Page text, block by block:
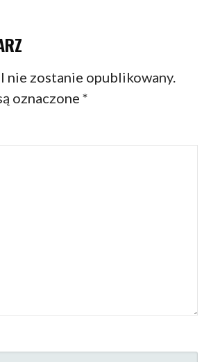
nie zostanie opublikowany.
oznaczone*